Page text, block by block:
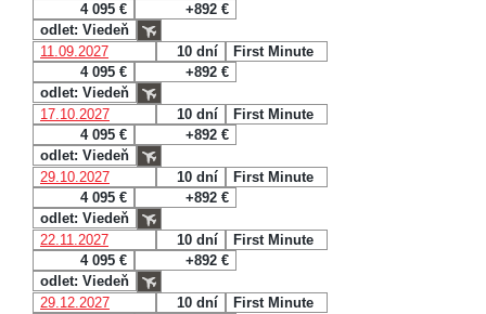
4 095 €
+892 €
odlet: Viedeň
11.09.2027
10 dní
First Minute
4 095 €
+892 €
odlet: Viedeň
17.10.2027
10 dní
First Minute
4 095 €
+892 €
odlet: Viedeň
29.10.2027
10 dní
First Minute
4 095 €
+892 €
odlet: Viedeň
22.11.2027
10 dní
First Minute
4 095 €
+892 €
odlet: Viedeň
29.12.2027
10 dní
First Minute